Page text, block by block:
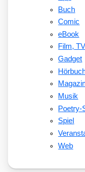
Buch
Comic
eBook
Film,
Gadget
Musik
Poetry-
Spiel
Web